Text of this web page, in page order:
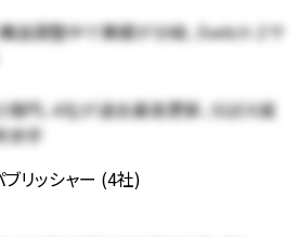
造調整中で業績が分岐、Switch 2サ
円、4社が過去最高更新、SQEX減
赤字
リッシャー (4社)